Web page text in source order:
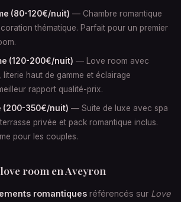
(80-120€/nuit) — Chambre romantique
thématique. Parfait pour un premier
(120-200€/nuit) — Love room avec
, literie haut de gamme et éclairage
rapport qualité-prix.
(200-350€/nuit) — Suite de luxe avec spa
privée et pack romantique inclus.
pour les couples.
room en Aveyron
romantiques référencés sur Love